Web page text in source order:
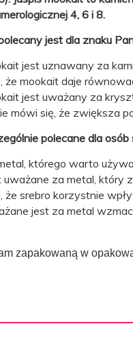
4, 6 i 8.
jest dla znaku
jest uznawany za
że mookait daje
jest uważany za
mówi się, że zwiększa
polecane dla
którego warto
uważane za metal, który
że srebro korzystnie
jest za metal
zapakowaną w
wielokolorowy
brwi (trzeciego oka)
Ludwika Lipińska